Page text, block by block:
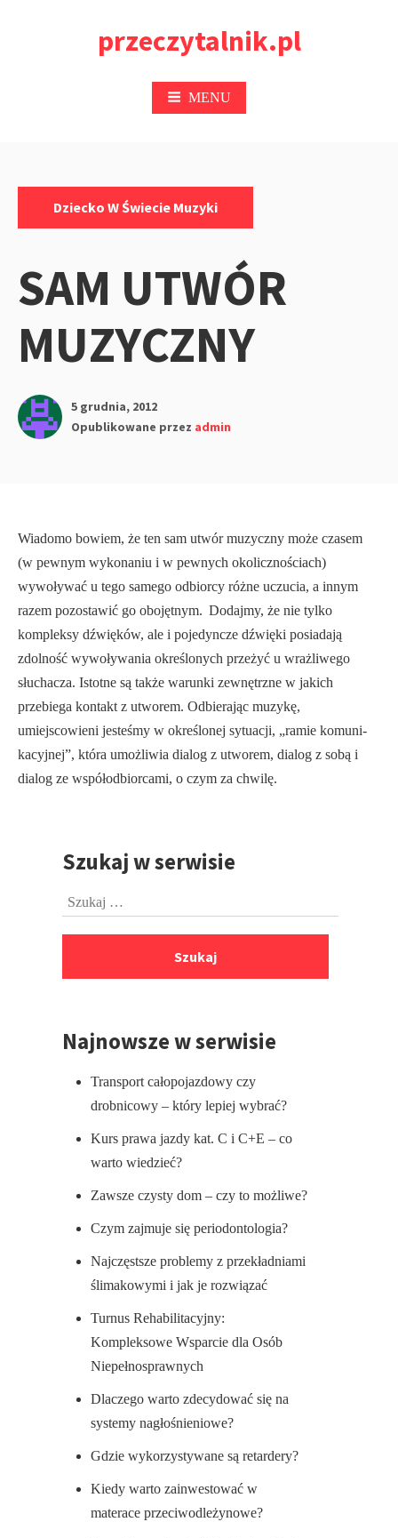
przeczytalnik.pl
MENU
Dziecko W Świecie Muzyki
SAM UTWÓR
MUZYCZNY
5 grudnia, 2012
Opublikowane przez admin
Wiadomo bowiem, że ten sam utwór muzyczny może czasem
(w pewnym wykonaniu i w pewnych okolicznościach)
wywoływać u tego samego odbiorcy różne uczucia, a innym
razem pozostawić go obojętnym. Dodajmy, że nie tylko
kompleksy dźwięków, ale i pojedyncze dźwięki posiadają
zdolność wywoływania określonych przeżyć u wrażliwego
słuchacza. Istotne są także warunki zewnętrzne w jakich
przebiega kontakt z utworem. Odbie­rając muzykę,
umiejscowieni jesteśmy w określonej sytuacji, „ramie komuni­
kacyjnej”, która umożliwia dialog z utworem, dialog z sobą i
dialog ze współodbiorcami, o czym za chwilę.
PrzejdźSzukaj w serwisie
Szukaj:
Najnowsze w serwisie
Transport całopojazdowy czy
drobnicowy – który lepiej wybrać?
Kurs prawa jazdy kat. C i C+E – co
warto wiedzieć?
Zawsze czysty dom – czy to możliwe?
Czym zajmuje się periodontologia?
Najczęstsze problemy z przekładniami
ślimakowymi i jak je rozwiązać
Turnus Rehabilitacyjny:
Kompleksowe Wsparcie dla Osób
Niepełnosprawnych
Dlaczego warto zdecydować się na
systemy nagłośnieniowe?
Gdzie wykorzystywane są retardery?
Kiedy warto zainwestować w
materace przeciwodleżynowe?